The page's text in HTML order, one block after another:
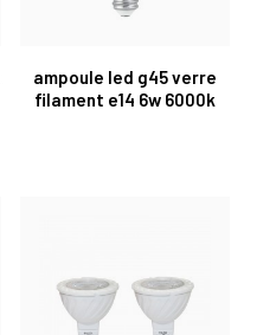
ampoule led g45 verre
filament e14 6w 6000k